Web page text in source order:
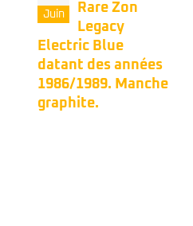
Juin
grand
CLASSICO de
chez Fender avec
cette Precision
Bass de 1998 dans
son bel étui